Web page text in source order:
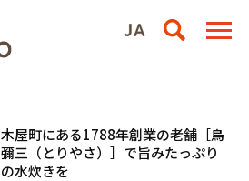
木屋町にある1788年創業の老舗［鳥
彌三（とりやさ）］で旨みたっぷり
の水炊きを